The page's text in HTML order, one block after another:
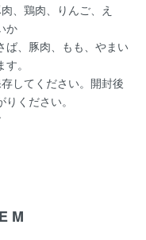
、鶏肉、りんご、え
か
ば、豚肉、もも、やまい
。
してください。開封後
ください。